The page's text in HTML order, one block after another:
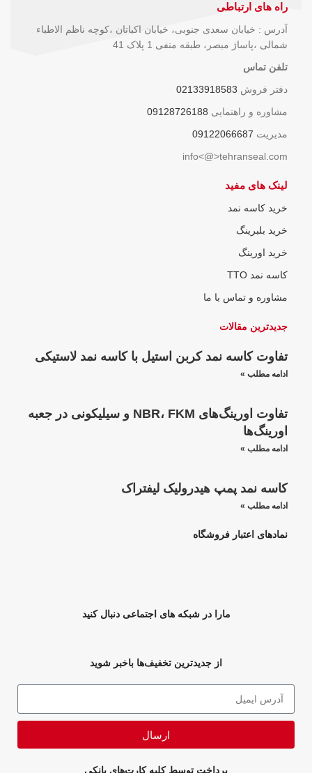
راه های ارتباطی
آدرس : خیابان سعدی جنوبی، خیابان اکباتان ،کوچه ناظم الاطباء
شمالی ،پاساژ مبصر، طبقه منفی 1 پلاک 41
تلفن تماس
دفتر فروش 02133918583
مشاوره و راهنمایی 09128726188
مدیریت 09122066687
info<@>tehranseal.com
لینک های مفید
خرید کاسه نمد
خرید بلبرینگ
خرید اورینگ
کاسه نمد TTO
مشاوره و تماس با ما
جدیدترین مقالات
تفاوت کاسه نمد کربن استیل با کاسه نمد لاستیکی
ادامه مطلب »
تفاوت اورینگ‌های NBR، FKM و سیلیکونی در جعبه
اورینگ‌ها
ادامه مطلب »
کاسه نمد پمپ هیدرولیک لیفتراک
ادامه مطلب »
نمادهای اعتبار فروشگاه
مارا در شبکه های اجتماعی دنبال کنید
از جدیدترین تخفیف‌ها باخبر شوید
ارسال
پرداخت توسط کلیه کارت‌های بانکی